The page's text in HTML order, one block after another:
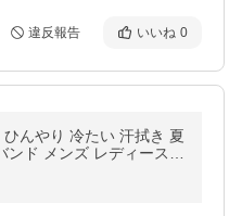
違反報告 いいね 0
んやり 冷たい 汗拭き 夏
ンド メンズ レディース
男女兼用 ユニセックス